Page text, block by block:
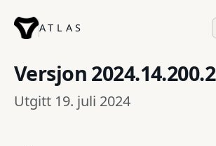
ATLAS
Versjon 2024.14.200.2
Utgitt 19. juli 2024